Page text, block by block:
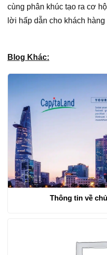
cùng phân khúc tạo ra cơ
lời hấp dẫn cho khách
Blog Khác:
Thông tin về